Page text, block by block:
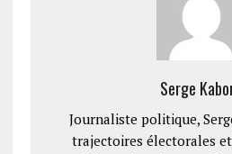
Serge
Journaliste politique,
trajectoires électorales